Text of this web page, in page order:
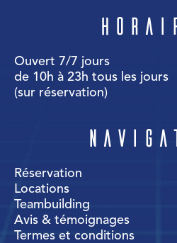
Ouvert 7/7 jours
de 10h à 23h tous les jours
(sur réservation)
Réservation
Locations
Teambuilding
Avis & témoignages
Termes et conditions